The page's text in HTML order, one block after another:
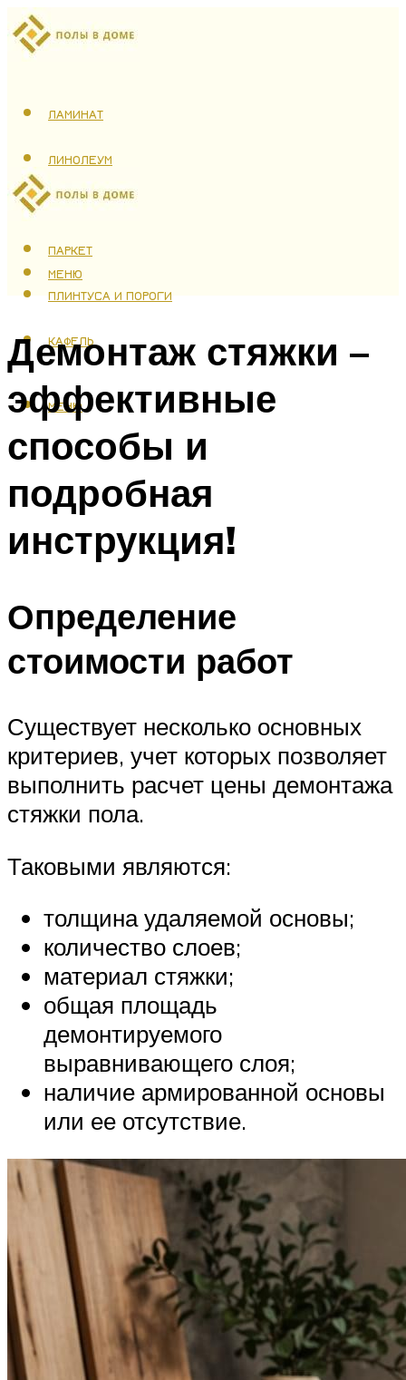
ЛАМИНАТ
ЛИНОЛЕУМ
ТЕПЛЫЙ ПОЛ
ПАРКЕТ
ПЛИНТУСА И ПОРОГИ
КАФЕЛЬ
МЕНЮ
МЕНЮ
Демонтаж стяжки –
эффективные
способы и
подробная
инструкция!
Определение
стоимости работ
Существует несколько основных
критериев, учет которых позволяет
выполнить расчет цены демонтажа
стяжки пола.
Таковыми являются:
толщина удаляемой основы;
количество слоев;
материал стяжки;
общая площадь
демонтируемого
выравнивающего слоя;
наличие армированной основы
или ее отсутствие.